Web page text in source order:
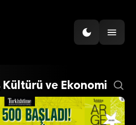
Kültürü ve Ekonomi